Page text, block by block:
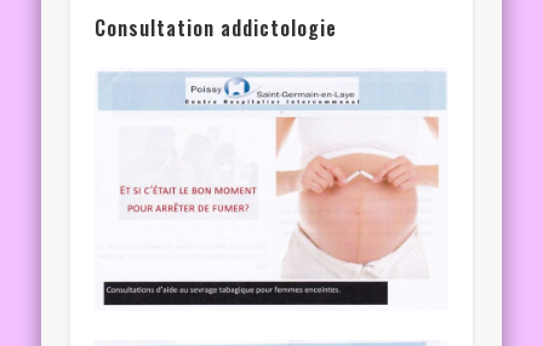
Consultation addictologie